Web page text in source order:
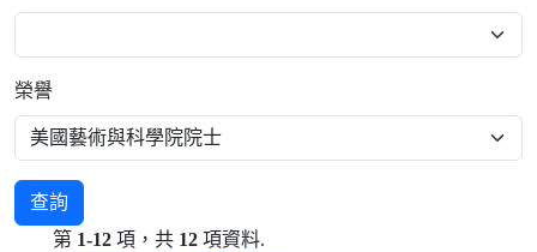
榮譽
查詢
第 1-12 項，共 12 項資料.